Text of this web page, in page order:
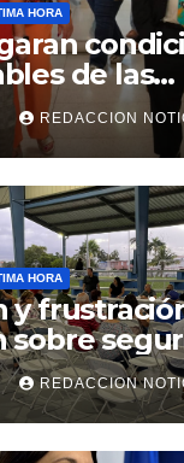
HORA
de las
el
en
REDACCION
HORA
y
sobre
REDACCION